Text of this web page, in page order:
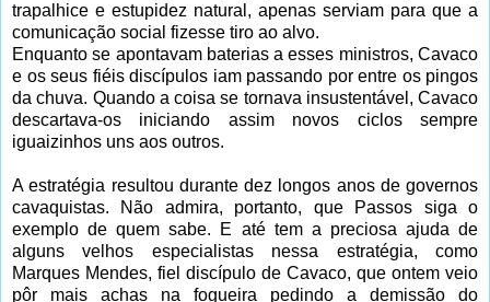
trapalhice e estupidez natural, apenas serviam para que a
comunicação social fizesse tiro ao alvo.
Enquanto se apontavam baterias a esses ministros, Cavaco
e os seus fiéis discípulos iam passando por entre os pingos
da chuva. Quando a coisa se tornava insustentável, Cavaco
descartava-os iniciando assim novos ciclos sempre
iguaizinhos uns aos outros.
A estratégia resultou durante dez longos anos de governos
cavaquistas. Não admira, portanto, que Passos siga o
exemplo de quem sabe. E até tem a preciosa ajuda de
alguns velhos especialistas nessa estratégia, como
Marques Mendes, fiel discípulo de Cavaco, que ontem veio
pôr mais achas na fogueira pedindo a demissão do